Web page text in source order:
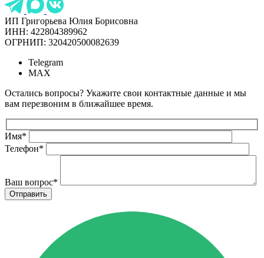
ИП Григорьева Юлия Борисовна
ИНН: 422804389962
ОГРНИП: 320420500082639
Telegram
MAX
Остались вопросы? Укажите свои контактные данные и мы
вам перезвоним в ближайшее время.
Имя*
Телефон*
Ваш вопрос*